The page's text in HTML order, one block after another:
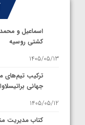
اسماعیل و
کشتی روسیه
1405/05/13
ترکیب تیم‌های
جهانی
1405/05/12
کتاب مدیریت